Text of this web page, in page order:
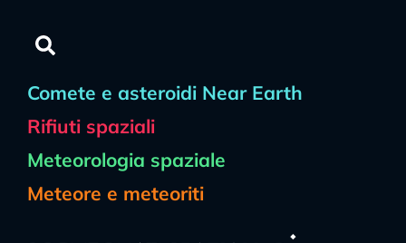
Comete e asteroidi Near Earth
Rifiuti spaziali
Meteorologia spaziale
Meteore e meteoriti